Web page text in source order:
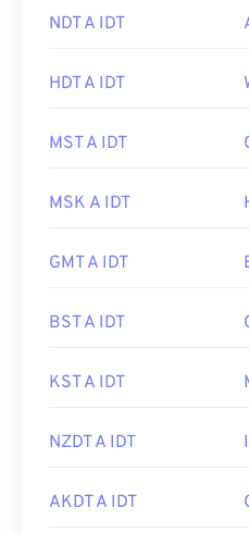
NDT A IDT
HDT A IDT
MST A IDT
MSK A IDT
GMT A IDT
BST A IDT
KST A IDT
NZDT A IDT
AKDT A IDT